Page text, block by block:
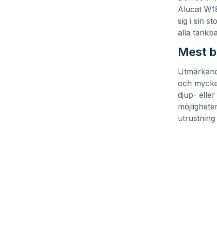
Alucat
sig i sin
alla
Mest
och
djup- eller
utrustning